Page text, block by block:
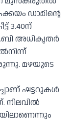
ഡാമിന്റെ
3.40ന്
അധികൃതര്‍
മഴയുടെ
ഷട്ടറുകള്‍
നിലവില്‍